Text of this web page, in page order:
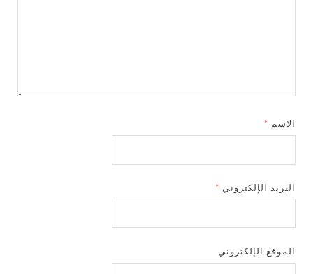
الاسم *
البريد الإلكتروني *
الموقع الإلكتروني